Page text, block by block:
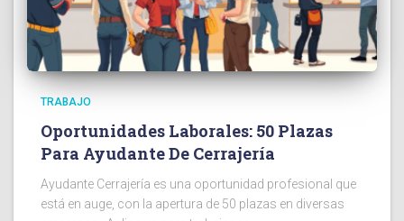
TRABAJO
Oportunidades Laborales: 50 Plazas
Para Ayudante De Cerrajería
Ayudante Cerrajería es una oportunidad profesional que
está en auge, con la apertura de 50 plazas en diversas